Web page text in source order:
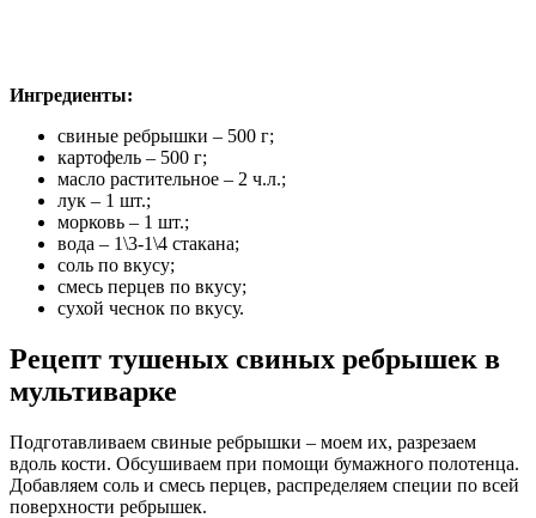
Ингредиенты:
свиные ребрышки – 500 г;
картофель – 500 г;
масло растительное – 2 ч.л.;
лук – 1 шт.;
морковь – 1 шт.;
вода – 1\3-1\4 стакана;
соль по вкусу;
смесь перцев по вкусу;
сухой чеснок по вкусу.
Рецепт тушеных свиных ребрышек в
мультиварке
Подготавливаем свиные ребрышки – моем их, разрезаем
вдоль кости. Обсушиваем при помощи бумажного полотенца.
Добавляем соль и смесь перцев, распределяем специи по всей
поверхности ребрышек.